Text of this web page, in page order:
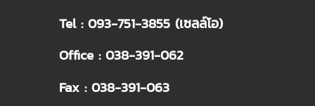
Tel : 093-751-3855 (เซลล์โอ)
Office : 038-391-062
Fax : 038-391-063